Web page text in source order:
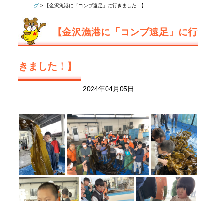
グ > 【金沢漁港に「コンブ遠足」に行きました！】
【金沢漁港に「コンブ遠足」に行
きました！】
2024年04月05日